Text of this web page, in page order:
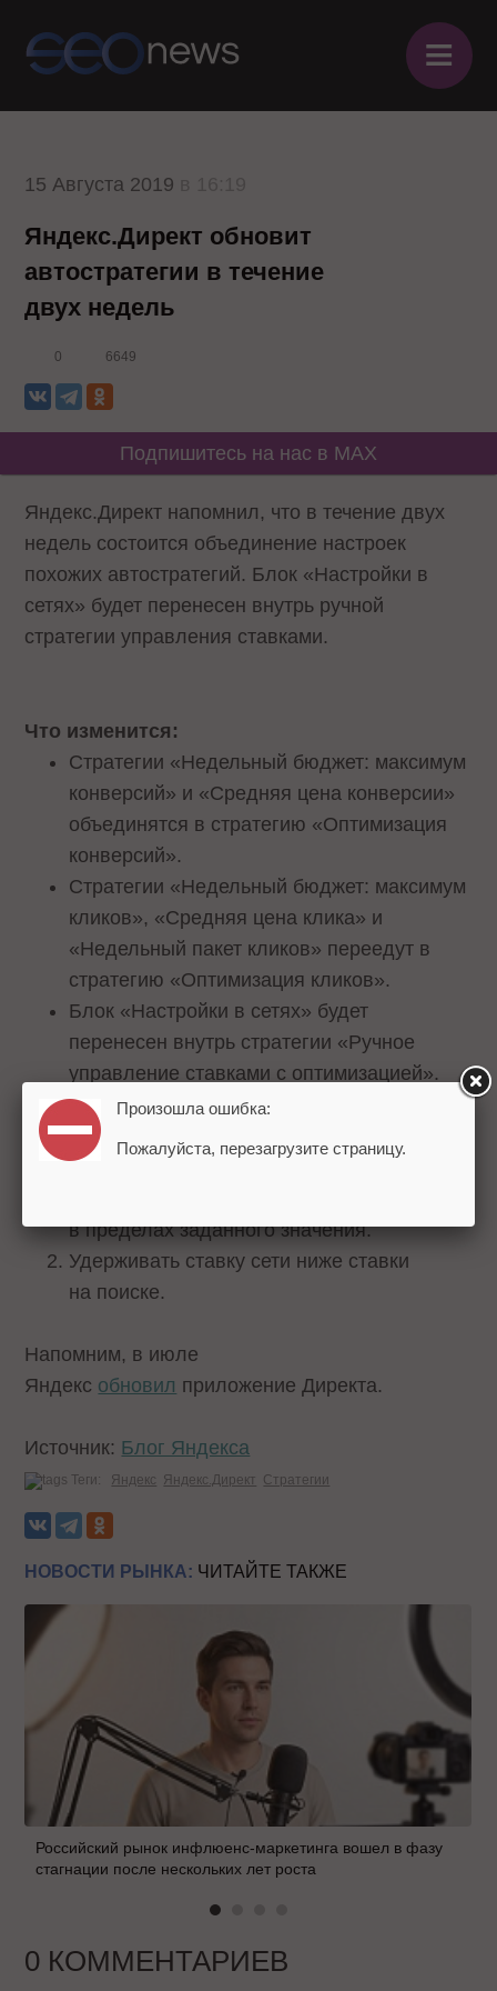
≡
15 Августа 2019
Яндекс.Директ обновит
автостратегии в течение
двух недель
0 6649
Подпишитесь на нас в MAX
Яндекс.Директ напомнил, что в течение двух
недель состоится объединение настроек
похожих автостратегий. Блок «Настройки в
сетях» будет перенесен внутрь ручной
стратегии управления ставками.
Что изменится:
Стратегии «Недельный бюджет: максимум
конверсий» и «Средняя цена конверсии»
объединятся в стратегию «Оптимизация
конверсий».
Стратегии «Недельный бюджет: максимум
кликов», «Средняя цена клика» и
«Недельный пакет кликов» переедут в
стратегию «Оптимизация кликов».
Блок «Настройки в сетях» будет
перенесен внутрь стратегии «Ручное
управление ставками с оптимизацией».
Две опции из блока «Настройки в сетях»
останутся в ручном управлении ставками. Это:
в пределах заданного значения.
Удерживать ставку сети ниже ставки
на поиске.
Напомним, в июле
Яндекс обновил приложение Директа.
Источник: Блог Яндекса
Теги: Яндекс Яндекс.Директ Стратегии
НОВОСТИ РЫНКА: ЧИТАЙТЕ ТАКЖЕ
Российский рынок инфлюенс-маркетинга вошел в фазу
стагнации после нескольких лет роста
0 КОММЕНТАРИЕВ
Произошла ошибка:
Пожалуйста, перезагрузите страницу.